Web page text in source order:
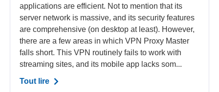
applications are efficient. Not to mention that its
server network is massive, and its security features
are comprehensive (on desktop at least). However,
there are a few areas in which VPN Proxy Master
falls short. This VPN routinely fails to work with
streaming sites, and its mobile app lacks som...
Tout lire